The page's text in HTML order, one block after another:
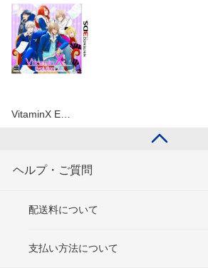
VitaminX E…
ヘルプ・ご質問
配送料について
支払い方法について